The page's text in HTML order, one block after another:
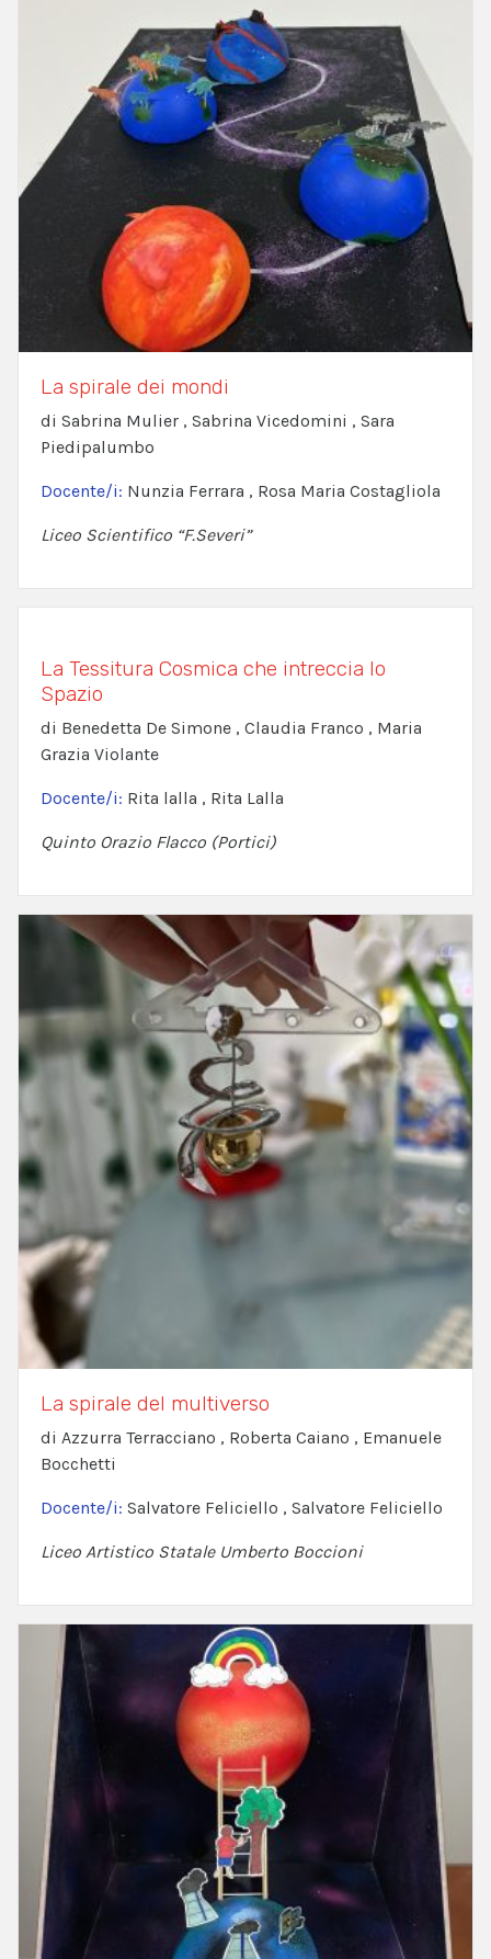
La spirale dei mondi
di Sabrina Mulier , Sabrina Vicedomini , Sara
Piedipalumbo
Docente/i: Nunzia Ferrara , Rosa Maria Costagliola
Liceo Scientifico “F.Severi”
La Tessitura Cosmica che intreccia lo
Spazio
di Benedetta De Simone , Claudia Franco , Maria
Grazia Violante
Docente/i: Rita lalla , Rita Lalla
Quinto Orazio Flacco (Portici)
La spirale del multiverso
di Azzurra Terracciano , Roberta Caiano , Emanuele
Bocchetti
Docente/i: Salvatore Feliciello , Salvatore Feliciello
Liceo Artistico Statale Umberto Boccioni